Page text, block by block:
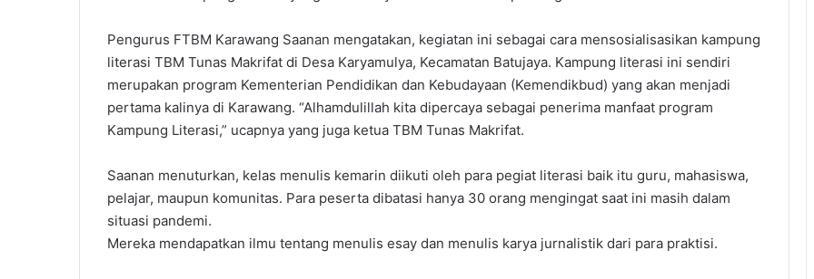
Pengurus FTBM Karawang Saanan mengatakan, kegiatan ini sebagai cara mensosialisasikan kampung
literasi TBM Tunas Makrifat di Desa Karyamulya, Kecamatan Batujaya. Kampung literasi ini sendiri
merupakan program Kementerian Pendidikan dan Kebudayaan (Kemendikbud) yang akan menjadi
pertama kalinya di Karawang. “Alhamdulillah kita dipercaya sebagai penerima manfaat program
Kampung Literasi,” ucapnya yang juga ketua TBM Tunas Makrifat.
Saanan menuturkan, kelas menulis kemarin diikuti oleh para pegiat literasi baik itu guru, mahasiswa,
pelajar, maupun komunitas. Para peserta dibatasi hanya 30 orang mengingat saat ini masih dalam
situasi pandemi.
Mereka mendapatkan ilmu tentang menulis esay dan menulis karya jurnalistik dari para praktisi.